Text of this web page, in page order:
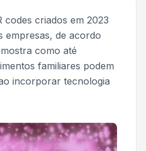
codes criados em 2023
empresas, de acordo
como até
familiares podem
incorporar tecnologia